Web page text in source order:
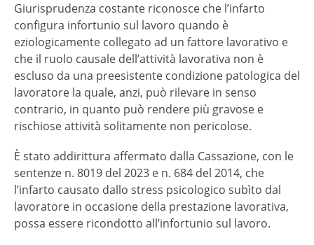
Giurisprudenza costante riconosce che l’infarto
configura infortunio sul lavoro quando è
eziologicamente collegato ad un fattore lavorativo e
che il ruolo causale dell’attività lavorativa non è
escluso da una preesistente condizione patologica del
lavoratore la quale, anzi, può rilevare in senso
contrario, in quanto può rendere più gravose e
rischiose attività solitamente non pericolose.
È stato addirittura affermato dalla Cassazione, con le
sentenze n. 8019 del 2023 e n. 684 del 2014, che
l’infarto causato dallo stress psicologico subìto dal
lavoratore in occasione della prestazione lavorativa,
possa essere ricondotto all’infortunio sul lavoro.